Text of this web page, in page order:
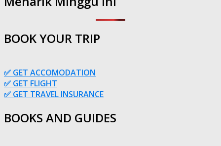
BOOK YOUR TRIP
✅ GET ACCOMODATION
✅ GET FLIGHT
✅ GET TRAVEL INSURANCE
BOOKS AND GUIDES